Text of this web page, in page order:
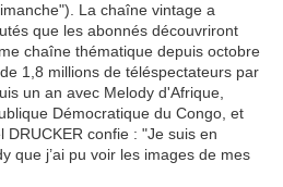
La chaîne vintage a
que les abonnés découvriront
chaîne thématique depuis octobre
1,8 millions de téléspectateurs par
un an avec Melody d'Afrique,
Démocratique du Congo, et
confie : "Je suis en
que j’ai pu voir les images de mes